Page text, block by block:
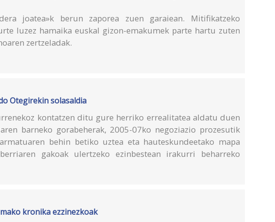
joatea»k berun zaporea zuen garaiean. Mitifikatzeko
luzez hamaika euskal gizon-emakumek parte hartu zuten
zertzeladak.
Otegirekin solasaldia
kontatzen ditu gure herriko errealitatea aldatu duen
barneko gorabeherak, 2005-07ko negoziazio prozesutik
behin betiko uztea eta hauteskundeetako mapa
gakoak ulertzeko ezinbestean irakurri beharreko
kronika ezzinezkoak